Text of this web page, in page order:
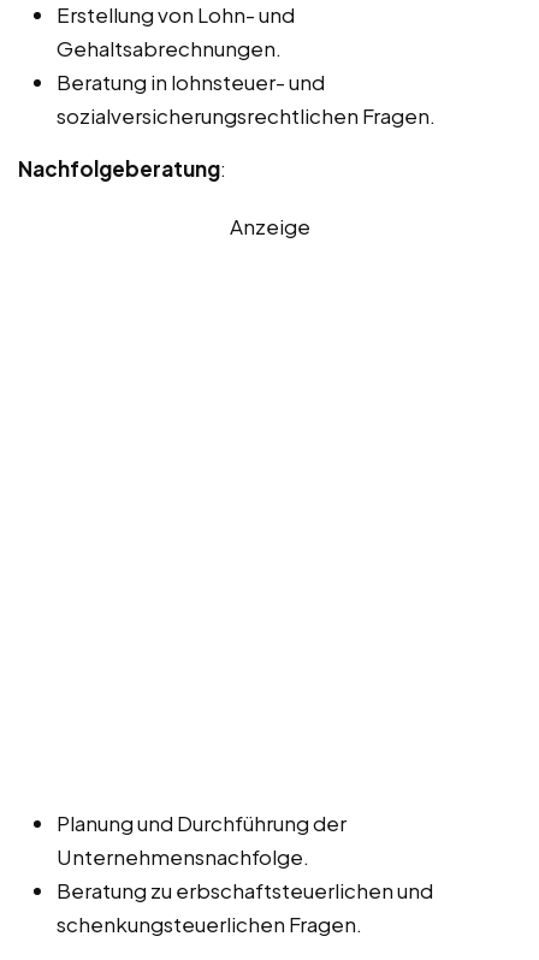
Erstellung von Lohn- und
Gehaltsabrechnungen.
Beratung in lohnsteuer- und
sozialversicherungsrechtlichen Fragen.
Nachfolgeberatung:
Anzeige
Planung und Durchführung der
Unternehmensnachfolge.
Beratung zu erbschaftsteuerlichen und
schenkungsteuerlichen Fragen.